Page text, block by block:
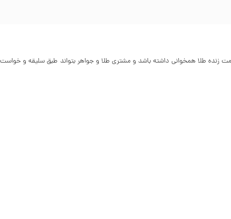
زنده طلا همخوانی داشته باشد و مشتری طلا و جواهر بتواند طبق سلیقه و خواست